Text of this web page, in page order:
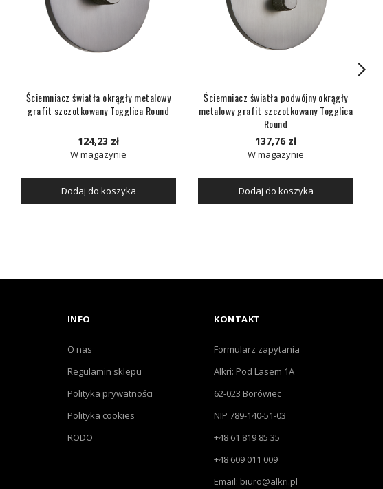
Ściemniacz światła okrągły metalowy
grafit szczotkowany Togglica Round
124,23 zł
W magazynie
Dodaj do koszyka
Ściemniacz światła podwójny okrągły
metalowy grafit szczotkowany Togglica
Round
137,76 zł
W magazynie
Dodaj do koszyka
INFO
O nas
Regulamin sklepu
Polityka prywatności
Polityka cookies
RODO
KONTAKT
Formularz zapytania
Alkri: Pod Lasem 1A
62-023 Borówiec
NIP 789-140-51-03
+48 61 819 85 35
+48 609 011 009
Email: biuro@alkri.pl